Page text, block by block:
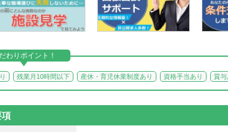
わりポイント！
残業月10時間以下 産休・育児休業制度あり 資格手当あり 賞与
項